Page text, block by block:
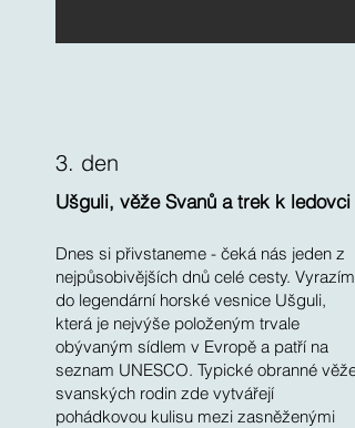
3. den
Ušguli, věže Svanů a trek k ledovci
Dnes si přivstaneme - čeká nás jeden z
nejpůsobivějších dnů celé cesty. Vyrazíme
do legendární horské vesnice Ušguli,
která je nejvýše položeným trvale
obývaným sídlem v Evropě a patří na
seznam UNESCO. Typické obranné věže
svanských rodin zde vytvářejí
pohádkovou kulisu mezi zasněženými